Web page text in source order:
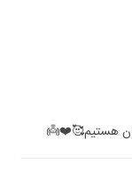
هستیم🥰❤️👼